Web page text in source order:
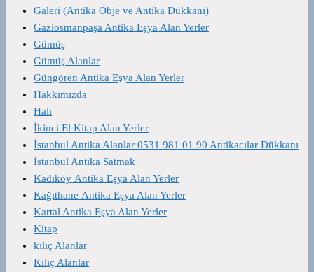
Galeri (Antika Obje ve Antika Dükkanı)
Gaziosmanpaşa Antika Eşya Alan Yerler
Gümüş
Gümüş Alanlar
Güngören Antika Eşya Alan Yerler
Hakkımızda
Halı
İkinci El Kitap Alan Yerler
İstanbul Antika Alanlar 0531 981 01 90 Antikacılar Dükkanı
İstanbul Antika Satmak
Kadıköy Antika Eşya Alan Yerler
Kağıthane Antika Eşya Alan Yerler
Kartal Antika Eşya Alan Yerler
Kitap
kılıç Alanlar
Kılıç Alanlar